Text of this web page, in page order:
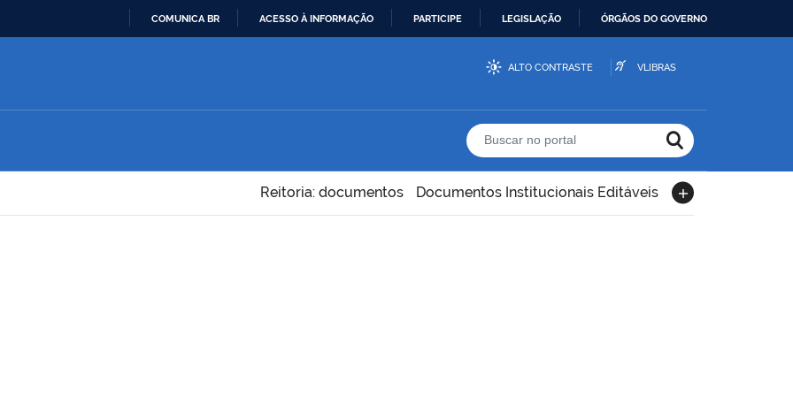
CONTEÚDO
COMUNICA BR ACESSO À INFORMAÇÃO PARTICIPE LEGISLAÇÃO ÓRGÃOS DO GOVERNO
ALTO CONTRASTE VLIBRAS
Buscar no portal
Reitoria: documentos Documentos Institucionais Editáveis